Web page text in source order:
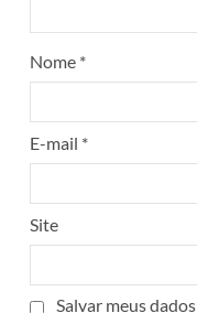
Nome *
E-mail *
Site
Salvar meus